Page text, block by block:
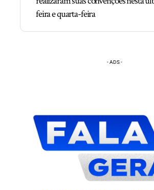
feira e quarta-feira
- ADS -